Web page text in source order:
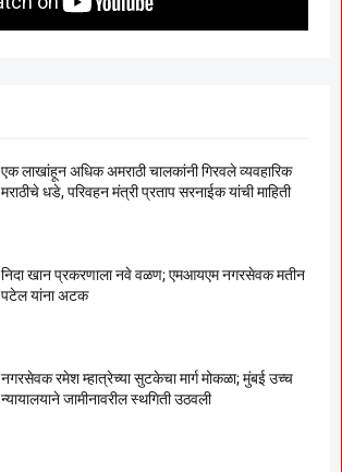
एक लाखांहून अधिक अमराठी चालकांनी गिरवले व्यवहारिक
मराठीचे धडे, परिवहन मंत्री प्रताप सरनाईक यांची माहिती
निदा खान प्रकरणाला नवे वळण; एमआयएम नगरसेवक मतीन
पटेल यांना अटक
नगरसेवक रमेश म्हात्रेच्या सुटकेचा मार्ग मोकळा; मुंबई उच्च
न्यायालयाने जामीनावरील स्थगिती उठवली